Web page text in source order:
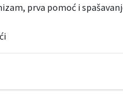
prva pomoć i